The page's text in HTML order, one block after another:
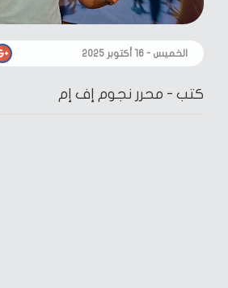
الخميس - ١٦ أكتوبر ٢٠٢٥
كتب - محرر نجوم إف إم